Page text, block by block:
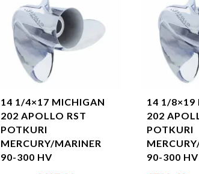
14 1/4×17 MICHIGAN
202 APOLLO RST
POTKURI
MERCURY/MARINER
90-300 HV
14 1/8×19
202
POTKURI
90-300 HV